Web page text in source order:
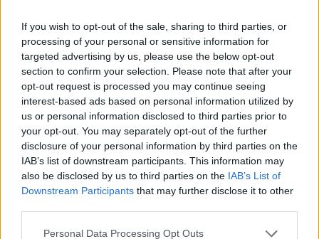
If you wish to opt-out of the sale, sharing to third parties, or
processing of your personal or sensitive information for
targeted advertising by us, please use the below opt-out
section to confirm your selection. Please note that after your
opt-out request is processed you may continue seeing
interest-based ads based on personal information utilized by
us or personal information disclosed to third parties prior to
your opt-out. You may separately opt-out of the further
disclosure of your personal information by third parties on the
IAB’s list of downstream participants. This information may
also be disclosed by us to third parties on the IAB’s List of
Downstream Participants that may further disclose it to other
Personal Data Processing Opt Outs
Della vita privata di Simone Cheri non
abbiamo moltissime informazioni, però
sappiamo che attualmente il giovane
musicista non ha il cuore impegnato,
bensì è single. Simone, infatti, durante i
casting della fase iniziale di X Factor 12 ha
scelto di farsi accompagnare da sua
sorella e dal suo coinquilino, con cui
condivide tutto. SuInstagramspesso
pubblica dei mini video non solo con i